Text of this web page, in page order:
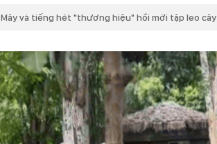
Mây và tiếng hét "thương hiệu" hồi mới tập leo cây